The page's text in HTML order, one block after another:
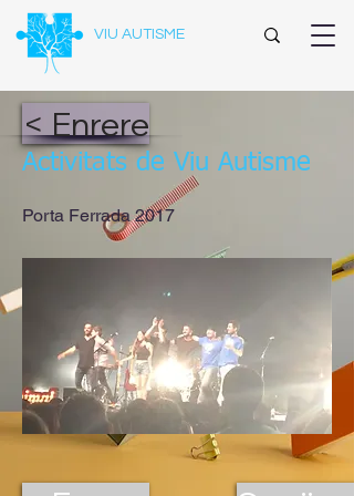
VIU AUTISME
< Enrere
Activitats de Viu Autisme
Porta Ferrada 2017